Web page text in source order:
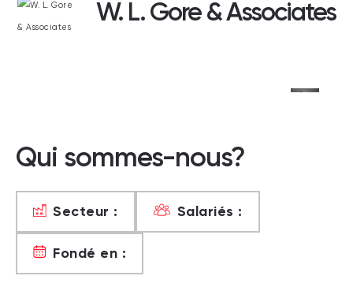
W. L. Gore & Associates
Qui sommes-nous?
Secteur : Salariés :
Fondé en :